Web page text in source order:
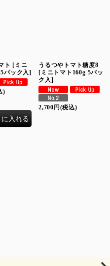
ト [ ミニ
5パック入]
)
入れる
うるつやトマト糖度8
[ ミニトマト160g 5パッ
ク入]
2,700 円 (税込)